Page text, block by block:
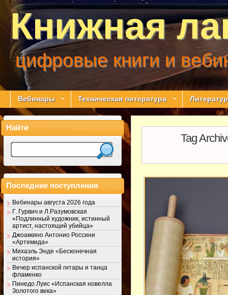
Книжная
цифровые книги и
Вебинары Техническая литература
Tag
Найти
Последние поступления
Вебинары августа 2026 года
Г. Гурвич и Л.Разумовская
«Подлинный художник, истинный
артист, настоящий убийца»
Джоаккино Антонио Россини
«Артемида»
Михаэль Энде «Бесконечная
история»
Вечер испанской гитары и танца
фламенко
Пинедо Луис «Испанская новелла
Золотого века»